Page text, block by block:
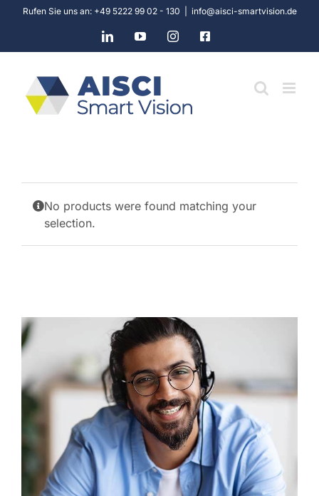
Rufen Sie uns an: +49 5222 99 02 - 130 info@aisci-smartvision.de
LinkedInYouTubeInstagramFacebook
No products were found matching your
selection.